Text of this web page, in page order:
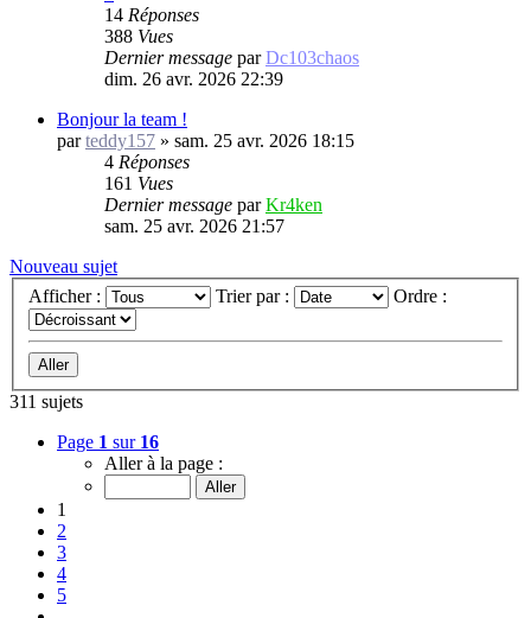
14 Réponses
388 Vues
Dernier message parDc103chaos
dim. 26 avr. 2026 22:39
Bonjour la team !
parteddy157 » sam. 25 avr. 2026 18:15
4 Réponses
161 Vues
Dernier message parKr4ken
sam. 25 avr. 2026 21:57
Nouveau sujet
Afficher :
Trier par : Ordre :
311 sujets
Page 1 sur 16
Aller à la page :
1
2
3
4
5